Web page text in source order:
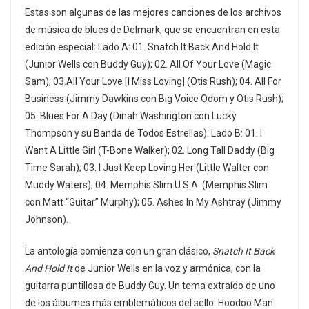
Estas son algunas de las mejores canciones de los archivos
de música de blues de Delmark, que se encuentran en esta
edición especial: Lado A: 01. Snatch It Back And Hold It
(Junior Wells con Buddy Guy); 02. All Of Your Love (Magic
Sam); 03.All Your Love [I Miss Loving] (Otis Rush); 04. All For
Business (Jimmy Dawkins con Big Voice Odom y Otis Rush);
05. Blues For A Day (Dinah Washington con Lucky
Thompson y su Banda de Todos Estrellas). Lado B: 01. I
Want A Little Girl (T-Bone Walker); 02. Long Tall Daddy (Big
Time Sarah); 03. I Just Keep Loving Her (Little Walter con
Muddy Waters); 04. Memphis Slim U.S.A. (Memphis Slim
con Matt “Guitar” Murphy); 05. Ashes In My Ashtray (Jimmy
Johnson).
La antología comienza con un gran clásico, Snatch It Back
And Hold Itde Junior Wells en la voz y armónica, con la
guitarra puntillosa de Buddy Guy. Un tema extraído de uno
de los álbumes más emblemáticos del sello: Hoodoo Man